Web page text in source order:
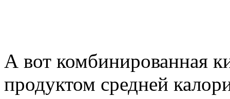
А вот комбинированная
продуктом средней